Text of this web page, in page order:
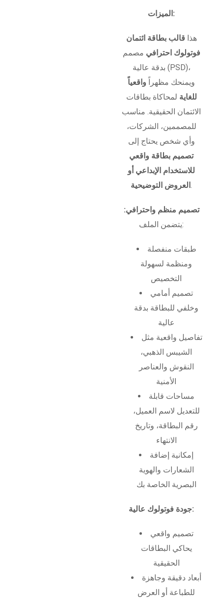
الميزات:
هذا قالب بطاقة ائتمان
فوتولوك احترافي مصمم
بدقة عالية (PSD)،
ويمنحك مظهراً واقعياً
للغاية لمحاكاة بطاقات
الائتمان الحقيقية. مناسب
للمصممين، الشركات،
وأي شخص يحتاج إلى
تصميم بطاقة واقعي
للاستخدام الإبداعي أو
العروض التوضيحية .
تصميم منظم واحترافي:
يتضمن الملف:
طبقات منفصلة
ومنظمة لسهولة
التخصيص
تصميم أمامي
وخلفي للبطاقة بدقة
عالية
تفاصيل واقعية مثل
الشيبس الذهبي،
النقوش والعناصر
الأمنية
مساحات قابلة
للتعديل لاسم العميل،
رقم البطاقة، وتاريخ
الانتهاء
إمكانية إضافة
الشعارات والهوية
البصرية الخاصة بك
جودة فوتولوك عالية:
تصميم واقعي
يحاكي البطاقات
الحقيقية
أبعاد دقيقة وجاهزة
للطباعة أو العرض